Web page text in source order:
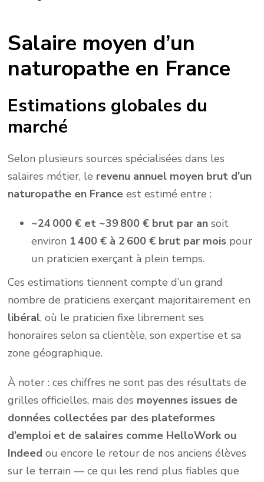
Salaire moyen d’un
naturopathe en France
Estimations globales du
marché
Selon plusieurs sources spécialisées dans les
salaires métier, le revenu annuel moyen brut d’un
naturopathe en France est estimé entre :
~24 000 € et ~39 800 € brut par an soit
environ 1 400 € à 2 600 € brut par mois pour
un praticien exerçant à plein temps.
Ces estimations tiennent compte d’un grand
nombre de praticiens exerçant majoritairement en
libéral, où le praticien fixe librement ses
honoraires selon sa clientèle, son expertise et sa
zone géographique.
À noter : ces chiffres ne sont pas des résultats de
grilles officielles, mais des moyennes issues de
données collectées par des plateformes
d’emploi et de salaires comme HelloWork ou
Indeed ou encore le retour de nos anciens élèves
sur le terrain — ce qui les rend plus fiables que